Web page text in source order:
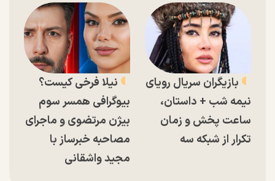
بازیگران سریال رویای
نیمه شب + داستان،
ساعت پخش و زمان
تکرار از شبکه سه
نیلا فرخی کیست؟
بیوگرافی همسر سوم
بیژن مرتضوی و ماجرای
مصاحبه خبرساز با
مجید واشقانی